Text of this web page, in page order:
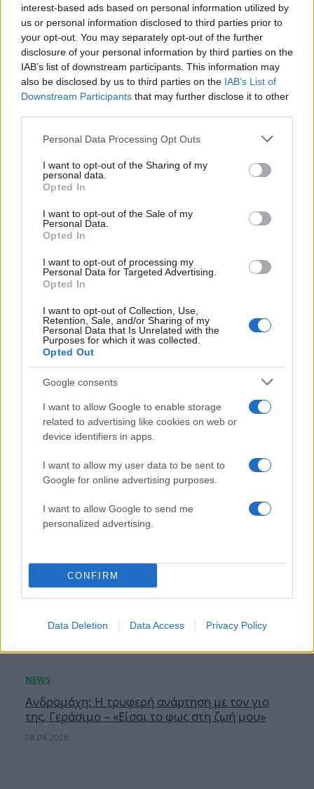
interest-based ads based on personal information utilized by
us or personal information disclosed to third parties prior to
your opt-out. You may separately opt-out of the further
disclosure of your personal information by third parties on the
IAB’s list of downstream participants. This information may
also be disclosed by us to third parties on the IAB’s List of
Downstream Participants that may further disclose it to other
Please note that this website/app uses one or more Google
not limited to your visit or usage behaviour. You may click to
grant or deny consent to Google and its third-party tags to
use your data for below specified purposes in below Google
consent section.
Personal Data Processing Opt Outs
I want to opt-out of the Sharing of my
personal data.
Opted In
I want to opt-out of the Sale of my
Personal Data.
Opted In
I want to opt-out of processing my
Personal Data for Targeted Advertising.
Opted In
I want to opt-out of Collection, Use,
Retention, Sale, and/or Sharing of my
Personal Data that Is Unrelated with the
Purposes for which it was collected.
Opted Out
Google consents
I want to allow Google to enable storage
related to advertising like cookies on web or
device identifiers in apps.
I want to allow my user data to be sent to
Google for online advertising purposes.
I want to allow Google to send me
personalized advertising.
CONFIRM
Data Deletion Data Access Privacy Policy
Κατερίνα Καινούργιου: Η νέα φωτογραφία της
Στέφανος Κασσελάκης: «Η δημιουργία
οικογένειας είναι ένα από τα πιο όμορφα και
δημιουργικά όνειρα που έχω»
08.08.2026
Ανδρομάχη: Η τρυφερή ανάρτηση με τον γιο
της, Γεράσιμο – «Είσαι το φως στη ζωή μου»
08.08.2026